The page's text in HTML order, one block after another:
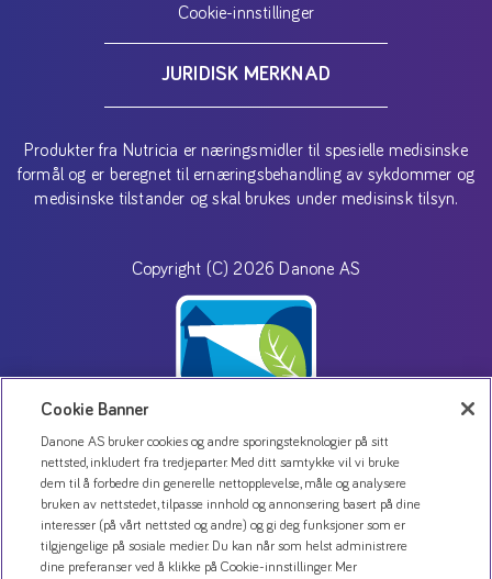
Cookie-innstillinger
JURIDISK MERKNAD
Produkter fra Nutricia er næringsmidler til spesielle medisinske
formål og er beregnet til ernæringsbehandling av sykdommer og
medisinske tilstander og skal brukes under medisinsk tilsyn.
Copyright (C) 2026 Danone AS
Kontakt oss
Personvernerklæring
Bruk av informasjonskapsler
Cookie Banner
Danone AS bruker cookies og andre sporingsteknologier på sitt
nettsted, inkludert fra tredjeparter. Med ditt samtykke vil vi bruke
dem til å forbedre din generelle nettopplevelse, måle og analysere
bruken av nettstedet, tilpasse innhold og annonsering basert på dine
interesser (på vårt nettsted og andre) og gi deg funksjoner som er
tilgjengelige på sosiale medier. Du kan når som helst administrere
dine preferanser ved å klikke på Cookie-innstillinger. Mer